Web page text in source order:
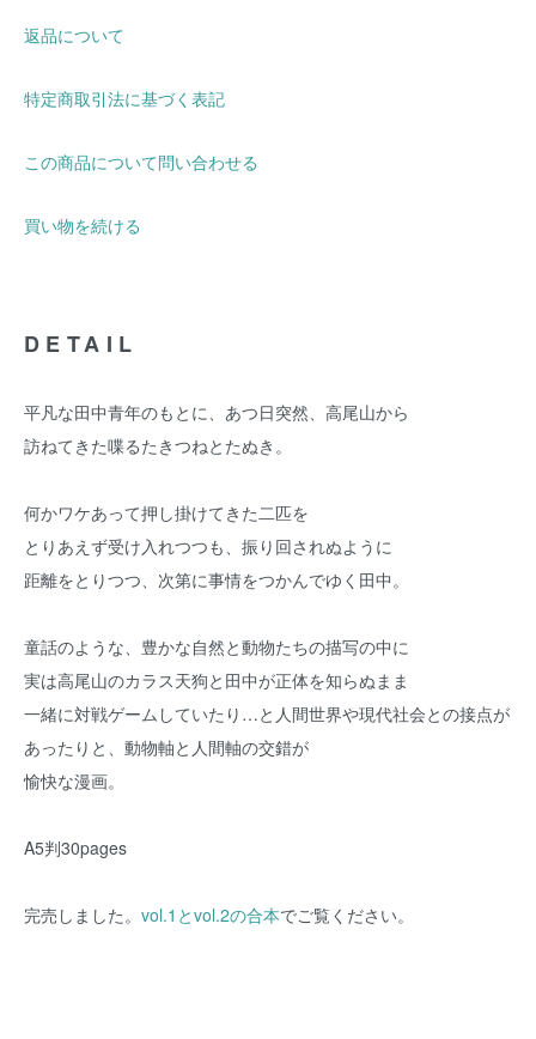
返品について
特定商取引法に基づく表記
この商品について問い合わせる
買い物を続ける
DETAIL
平凡な田中青年のもとに、あつ日突然、高尾山から
訪ねてきた喋るたきつねとたぬき。
何かワケあって押し掛けてきた二匹を
とりあえず受け入れつつも、振り回されぬように
距離をとりつつ、次第に事情をつかんでゆく田中。
童話のような、豊かな自然と動物たちの描写の中に
実は高尾山のカラス天狗と田中が正体を知らぬまま
一緒に対戦ゲームしていたり…と人間世界や現代社会との接点が
あったりと、動物軸と人間軸の交錯が
愉快な漫画。
A5判30pages
完売しました。 vol.1とvol.2の合本でご覧ください。